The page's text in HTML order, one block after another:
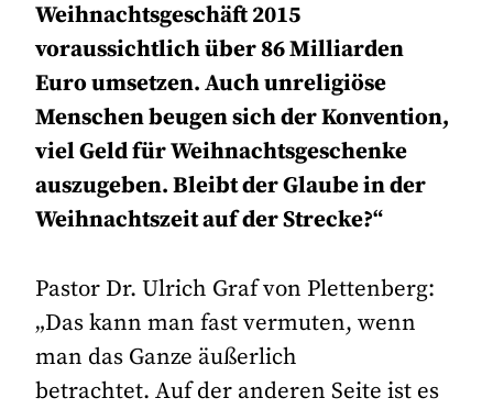
Weihnachtsgeschäft 2015
voraussichtlich über 86 Milliarden
Euro umsetzen. Auch unreligiöse
Menschen beugen sich der Konvention,
viel Geld für Weihnachtsgeschenke
auszugeben. Bleibt der Glaube in der
Weihnachtszeit auf der Strecke?“
Pastor Dr. Ulrich Graf von Plettenberg:
„Das kann man fast vermuten, wenn
man das Ganze äußerlich
betrachtet. Auf der anderen Seite ist es